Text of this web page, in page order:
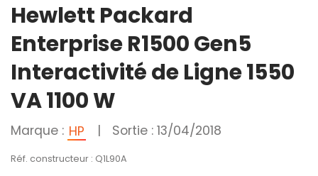
Hewlett Packard
Enterprise R1500 Gen5
Interactivité de Ligne 1550
VA 1100 W
Marque : HP | Sortie : 13/04/2018
Réf. constructeur : Q1L90A